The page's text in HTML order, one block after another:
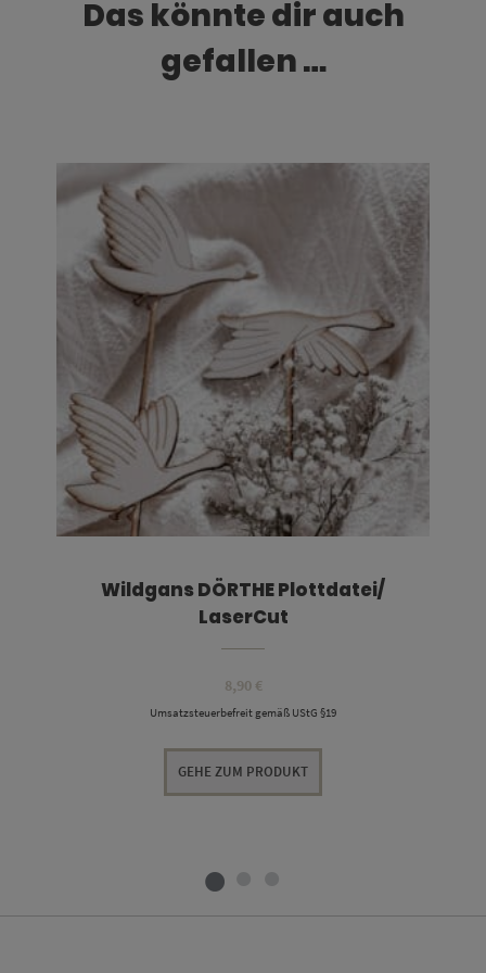
Das könnte dir auch
gefallen …
Wildgans DÖRTHE Plottdatei/
LaserCut
8,90 €
Umsatzsteuerbefreit gemäß UStG §19
GEHE ZUM PRODUKT